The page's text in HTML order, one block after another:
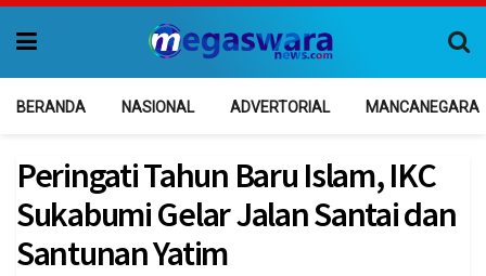
BERANDA NASIONAL ADVERTORIAL MANCANEGARA
Peringati Tahun Baru Islam, IKC
Sukabumi Gelar Jalan Santai dan
Santunan Yatim